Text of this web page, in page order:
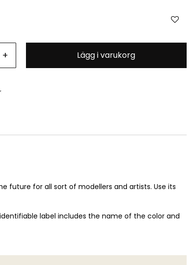
+ Lägg i varukorg
future for all sort of modellers and artists. Use its
label includes the name of the color and